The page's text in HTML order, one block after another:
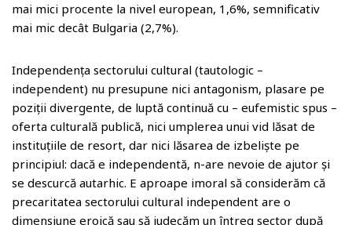
mai mici procente la nivel european, 1,6%, semnificativ
mai mic decât Bulgaria (2,7%).
Independența sectorului cultural (tautologic –
independent) nu presupune nici antagonism, plasare pe
poziții divergente, de luptă continuă cu – eufemistic spus –
oferta culturală publică, nici umplerea unui vid lăsat de
instituțiile de resort, dar nici lăsarea de izbeliște pe
principiul: dacă e independentă, n-are nevoie de ajutor și
se descurcă autarhic. E aproape imoral să considerăm că
precaritatea sectorului cultural independent are o
dimensiune eroică sau să judecăm un întreg sector după